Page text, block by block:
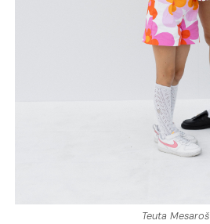
Teuta Mesaroš